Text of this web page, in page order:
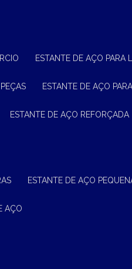
ESTANTE DE AÇO PARA
ESTANTE DE AÇO
ESTANTE DE AÇO REFORÇADA
ESTANTE DE AÇO
AÇO